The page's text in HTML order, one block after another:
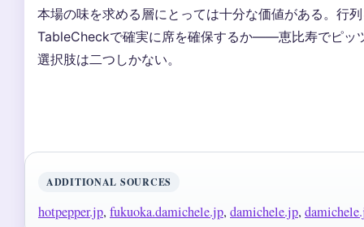
本場の味を求める層にとっては十分な価値がある。行
TableCheckで確実に席を確保するか――恵比寿でピッ
選択肢は二つしかない。
ADDITIONAL SOURCES
hotpepper.jp, fukuoka.damichele.jp, damichele.jp,